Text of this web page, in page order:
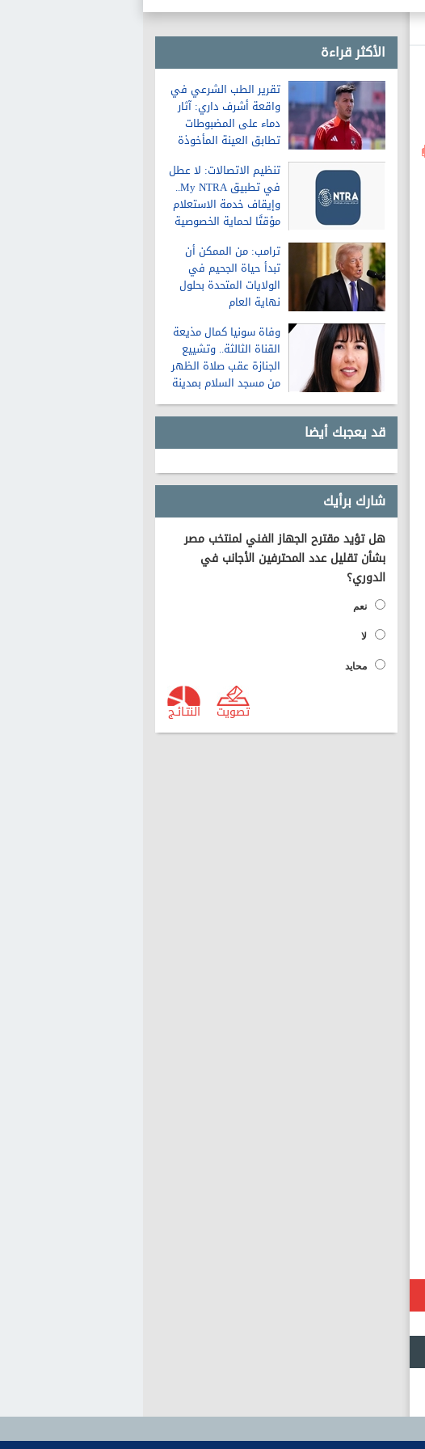
الأكثر قراءة
تقرير الطب الشرعي في
واقعة أشرف داري: آثار
دماء على المضبوطات
تطابق العينة المأخوذة
تنظيم الاتصالات: لا عطل
في تطبيق My NTRA..
وإيقاف خدمة الاستعلام
مؤقتًا لحماية الخصوصية
ترامب: من الممكن أن
تبدأ حياة الجحيم في
الولايات المتحدة بحلول
نهاية العام
وفاة سونيا كمال مذيعة
القناة الثالثة.. وتشييع
الجنازة عقب صلاة الظهر
من مسجد السلام بمدينة
نصر
قد يعجبك أيضا
شارك برأيك
هل تؤيد مقترح الجهاز الفني لمنتخب مصر
بشأن تقليل عدد المحترفين الأجانب في
الدوري؟
نعم
لا
محايد
النتـائـج تصويت